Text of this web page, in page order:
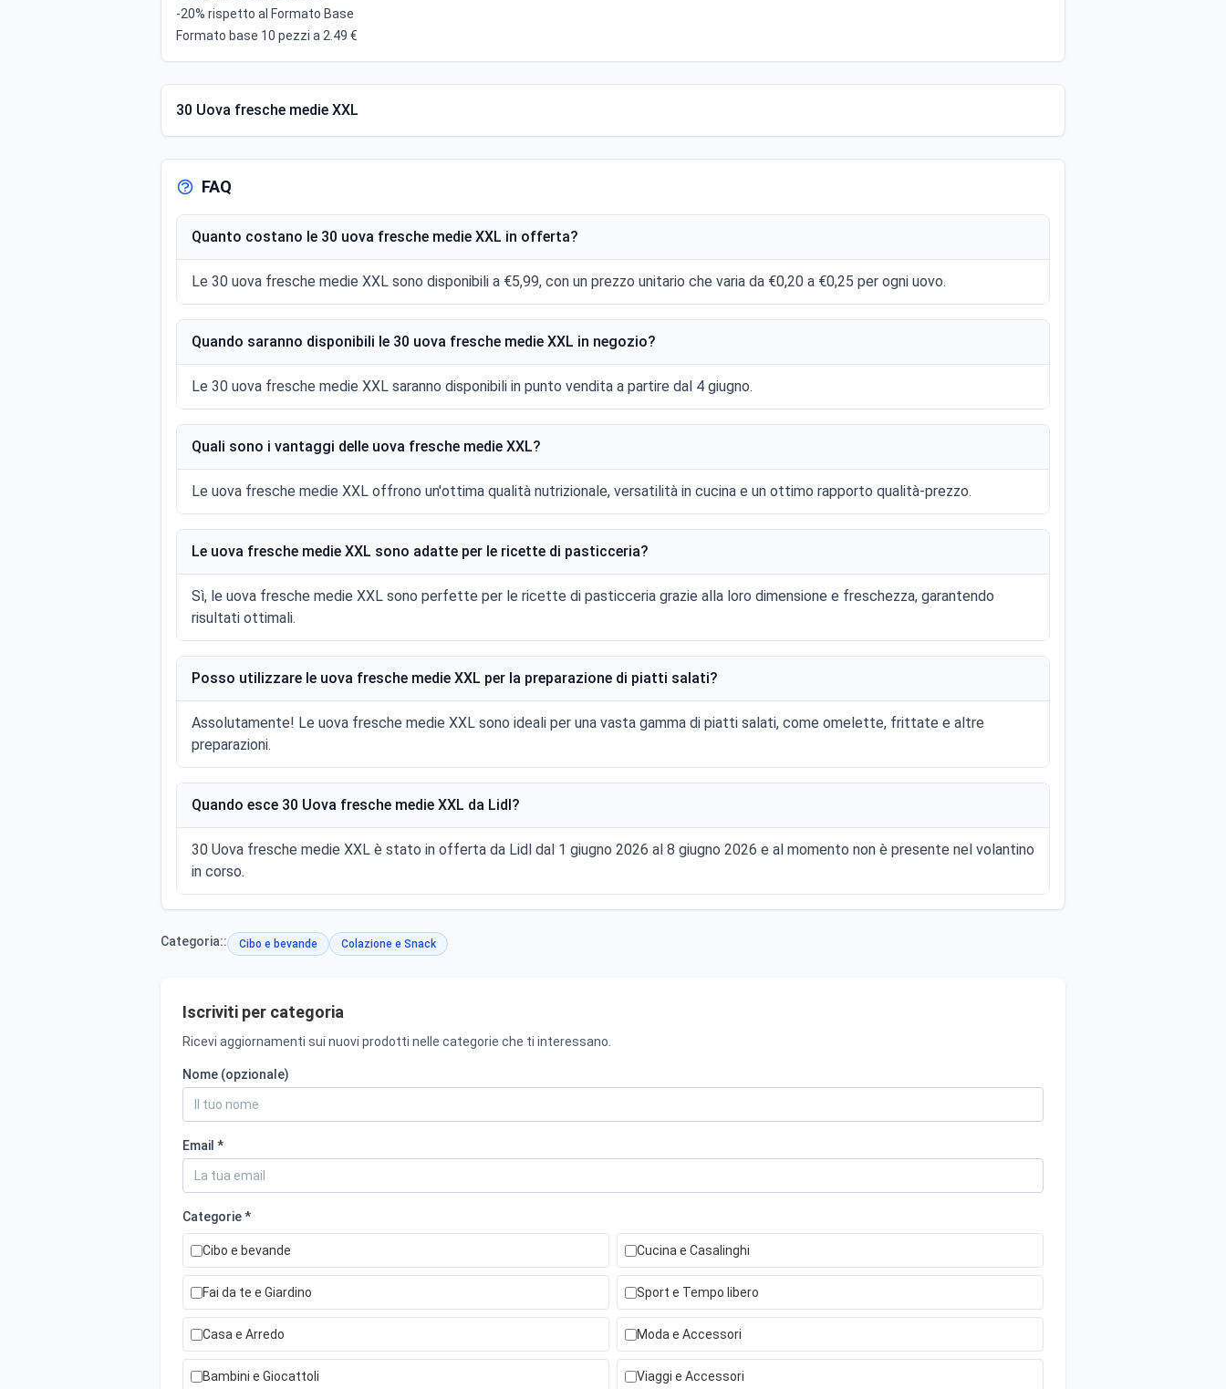
-20% rispetto al Formato Base
Formato base 10 pezzi a 2.49 €
30 Uova fresche medie XXL
FAQ
Quanto costano le 30 uova fresche medie XXL in offerta?
Le 30 uova fresche medie XXL sono disponibili a €5,99, con un prezzo unitario che varia da €0,20 a €0,25 per ogni uovo.
Quando saranno disponibili le 30 uova fresche medie XXL in negozio?
Le 30 uova fresche medie XXL saranno disponibili in punto vendita a partire dal 4 giugno.
Quali sono i vantaggi delle uova fresche medie XXL?
Le uova fresche medie XXL offrono un'ottima qualità nutrizionale, versatilità in cucina e un ottimo rapporto qualità-prezzo.
Le uova fresche medie XXL sono adatte per le ricette di pasticceria?
Sì, le uova fresche medie XXL sono perfette per le ricette di pasticceria grazie alla loro dimensione e freschezza, garantendo
risultati ottimali.
Posso utilizzare le uova fresche medie XXL per la preparazione di piatti salati?
Assolutamente! Le uova fresche medie XXL sono ideali per una vasta gamma di piatti salati, come omelette, frittate e altre
preparazioni.
Quando esce 30 Uova fresche medie XXL da Lidl?
30 Uova fresche medie XXL è stato in offerta da Lidl dal 1 giugno 2026 al 8 giugno 2026 e al momento non è presente nel volantino
in corso.
Categoria:: Cibo e bevande Colazione e Snack
Iscriviti per categoria
Ricevi aggiornamenti sui nuovi prodotti nelle categorie che ti interessano.
Nome (opzionale)
Email *
Categorie *
Cibo e bevande Cucina e Casalinghi
Fai da te e Giardino Sport e Tempo libero
Casa e Arredo Moda e Accessori
Bambini e Giocattoli Viaggi e Accessori